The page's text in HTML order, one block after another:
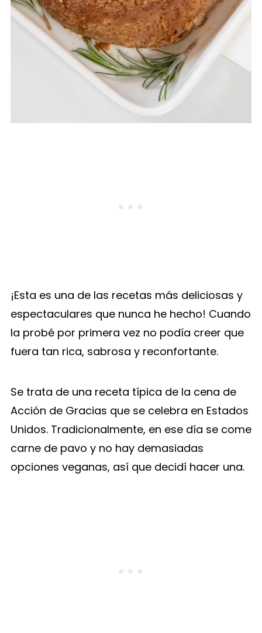
¡Esta es una de las recetas más deliciosas y
espectaculares que nunca he hecho! Cuando
la probé por primera vez no podía creer que
fuera tan rica, sabrosa y reconfortante.
Se trata de una receta típica de la cena de
Acción de Gracias que se celebra en Estados
Unidos. Tradicionalmente, en ese día se come
carne de pavo y no hay demasiadas
opciones veganas, así que decidí hacer una.